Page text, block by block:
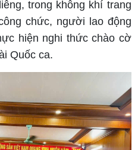
trong không khí trang
chức, người lao động
hiện nghi thức chào cờ
Quốc ca.